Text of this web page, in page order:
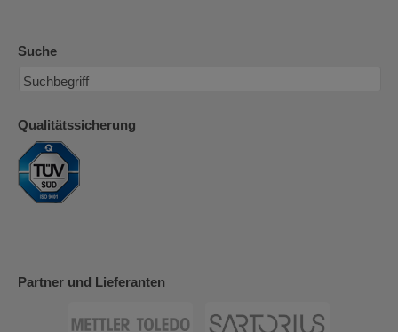
Suche
Qualitätssicherung
Partner und Lieferanten